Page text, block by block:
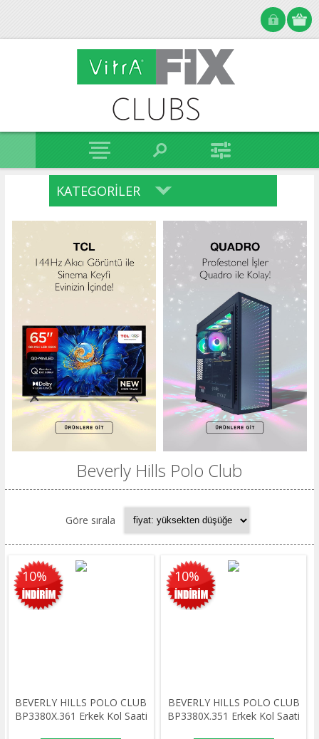
KATEGORILER
Beverly Hills Polo Club
Göre sırala
10%
BEVERLY HILLS POLO CLUB
BP3380X.361 Erkek Kol Saati
10%
BEVERLY HILLS POLO CLUB
BP3380X.351 Erkek Kol Saati